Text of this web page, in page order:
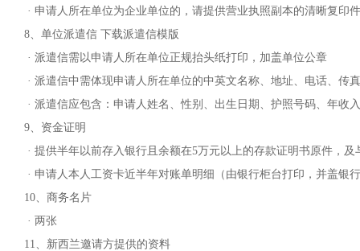
· 申请人所在单位为企业单位的，请提供营业执照副本的清晰复印
8、单位派遣信 下载派遣信模版
· 派遣信需以申请人所在单位正规抬头纸打印，加盖单位公章
· 派遣信中需体现申请人所在单位的中英文名称、地址、电话、传
· 派遣信应包含：申请人姓名、性别、出生日期、护照号码、年
9、资金证明
· 提供半年以前存入银行且余额在5万元以上的存款证明书原件，
· 申请人本人工资卡近半年对账单明细（由银行柜台打印，并盖银
10、商务名片
· 两张
11、新西兰邀请方提供的资料